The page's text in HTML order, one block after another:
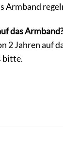
Armband
das
2 Jahren auf
bitte.